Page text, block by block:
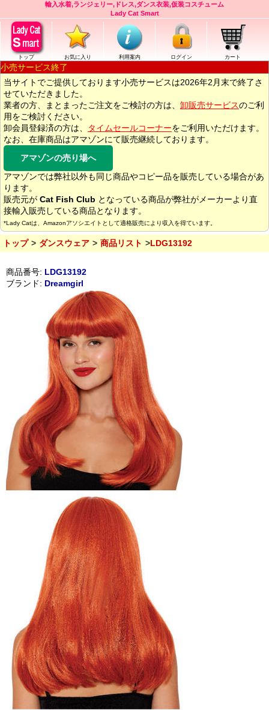
輸入水着,ランジェリー,ドレス,ダンス衣装,仮装コスチューム
Lady Cat Smart
トップ お気に入り 利用案内 ログイン カート
小売サービス終了
当サイトでご提供しております小売サービスは2026年2月末で終了さ
せていただきました。
業者の方、まとまったご注文をご検討の方は、 卸販売サービスのご利
用をご検討ください。
卸会員登録済の方は、
タイムセールコーナーをご利用いただけます。
なお、在庫商品はアマゾンにて販売継続しております。
アマゾンの売り場へ
アマゾンでは弊社以外も同じ商品やコピー品を販売している場合があ
ります。
販売元が Cat Fish Club となっている商品が弊社がメーカーより直
接輸入販売している商品となります。
*Lady Catは、Amazonアソシエイトとして適格販売により収入を得ています。
トップ ダンスウェア 商品リスト LDG13192
商品番号: LDG13192
ブランド: Dreamgirl